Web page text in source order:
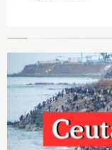
Ich freue mich sehr
mein Video so oft
der meine Arbeit
weiterhin
https://
Möglichkeiten mich
Hilf mir:https://